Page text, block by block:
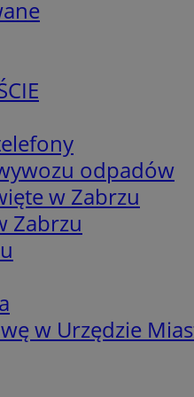
odpadów
w Zabrzu
Zabrzu
w Urzędzie